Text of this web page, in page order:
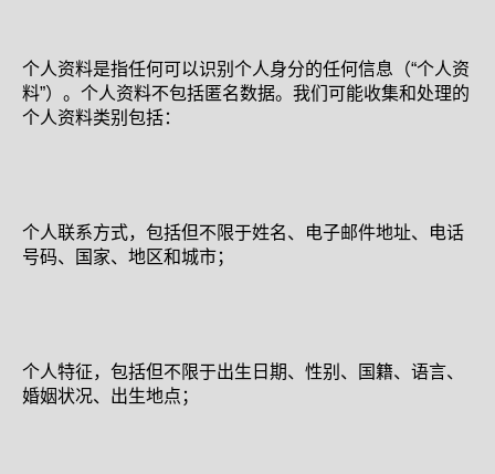
个人资料是指任何可以识别个人身分的任何信息（“个人资
料”）。个人资料不包括匿名数据。我们可能收集和处理的
个人资料类别包括：
个人联系方式，包括但不限于姓名、电子邮件地址、电话
号码、国家、地区和城市；
个人特征，包括但不限于出生日期、性别、国籍、语言、
婚姻状况、出生地点；